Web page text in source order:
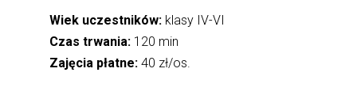
Wiek uczestników: klasy IV-VI
Czas trwania: 120 min
Zajęcia płatne:40 zł/os.